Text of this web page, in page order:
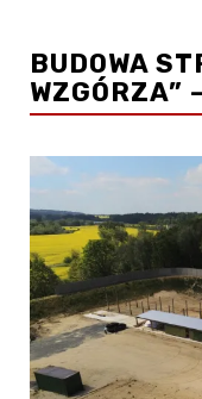
BUDOWA
WZGÓRZA”